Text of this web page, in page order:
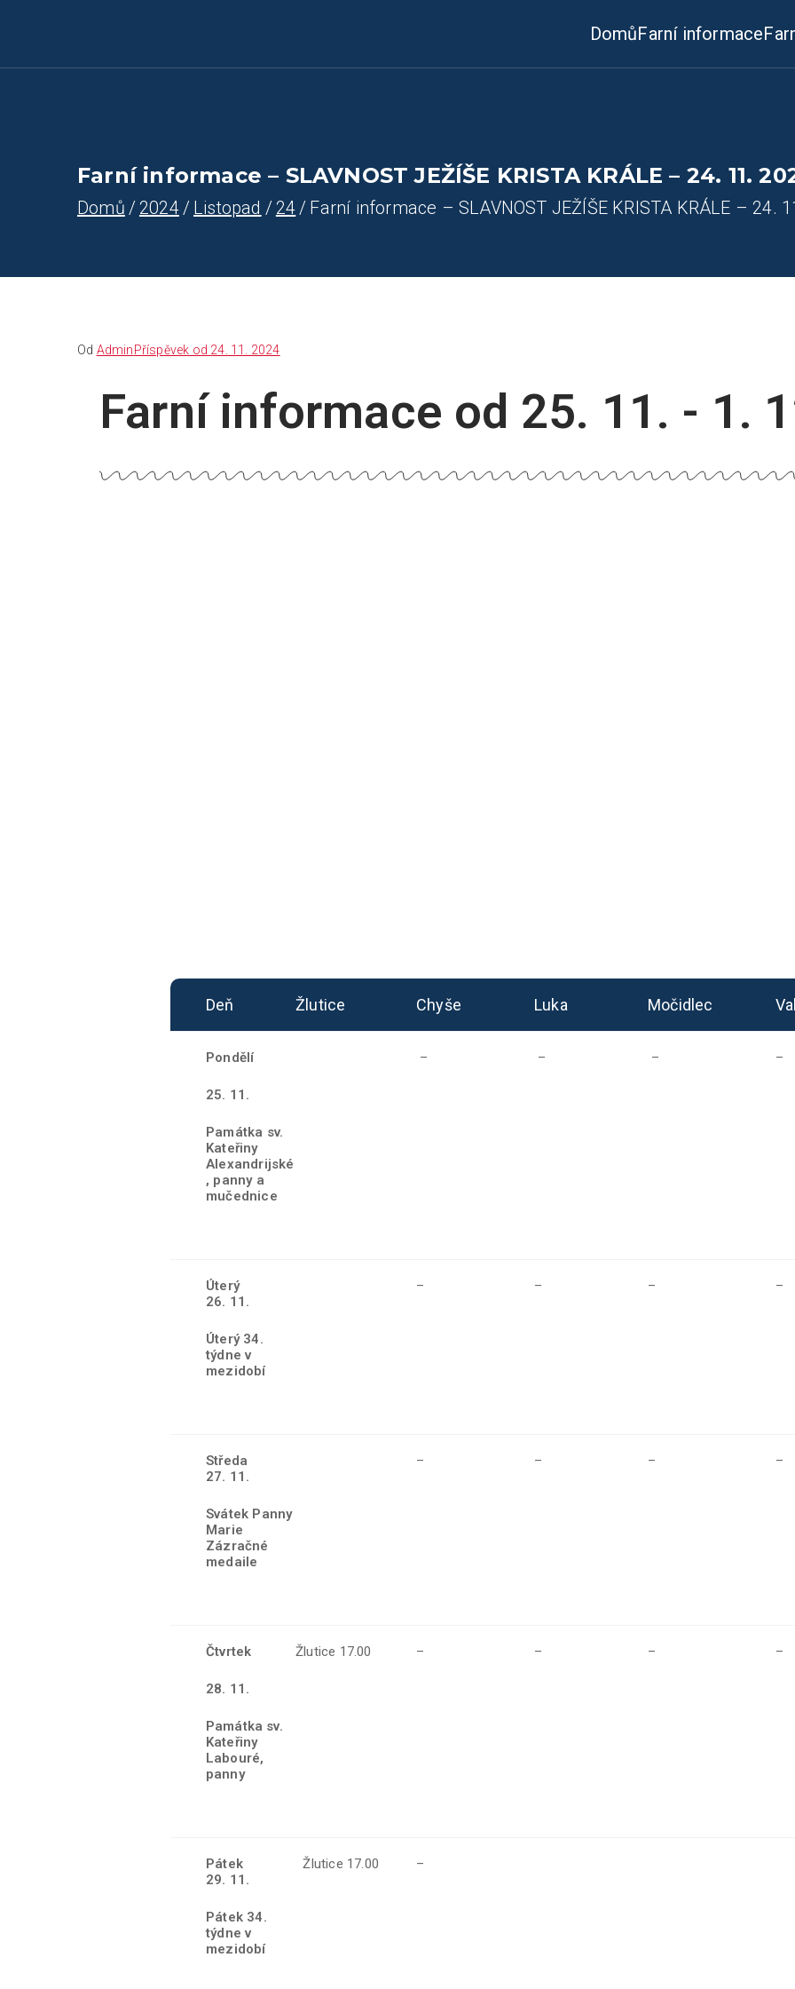
Farnost Žlutice
DomůFarní informace
Farní informace – SLAVNOST JEŽÍŠE KRISTA KRÁLE – 24. 11.
Domů 2024 Listopad 24 Farní informace – SLAVNOST JEŽÍŠE KRISTA KRÁLE – 24.
Od AdminPříspěvek od 24. 11. 2024
Farní informace od 25. 11. - 1.
Deň Žlutice Chyše Luka Močidlec
Pondělí
25. 11.
Památka sv.
Kateřiny
Alexandrijské
, panny a
mučednice
– – – –
Úterý
26. 11.
Úterý 34.
týdne v
mezidobí
– – – –
Středa
27. 11.
Svátek Panny
Marie
Zázračné
medaile
– – – –
Čtvrtek
28. 11.
Památka sv.
Kateřiny
Labouré,
panny
Žlutice 17.00 – – – –
Pátek
29. 11.
Pátek 34.
týdne v
mezidobí
Žlutice 17.00 –